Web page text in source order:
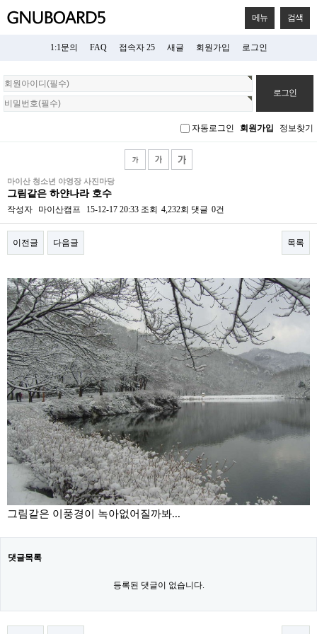
메뉴 검색
1:1문의 FAQ 접속자 25 새글 회원가입 로그인
회
원
로
자동로그인 회원가입 정보찾기
마이산 청소년 야영장 사진마당
그림같은 하얀나라 호수
작성자 마이산캠프 15-12-17 20:33 조회 4,232회 댓글 0건
이전글 다음글 목록
본문
그림같은 이풍경이 녹아없어질까봐...
댓글목록
등록된 댓글이 없습니다.